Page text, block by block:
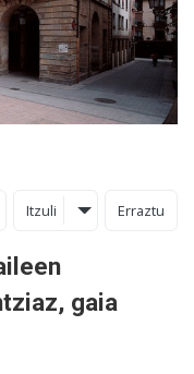
Itzuli Erraztu
gaia